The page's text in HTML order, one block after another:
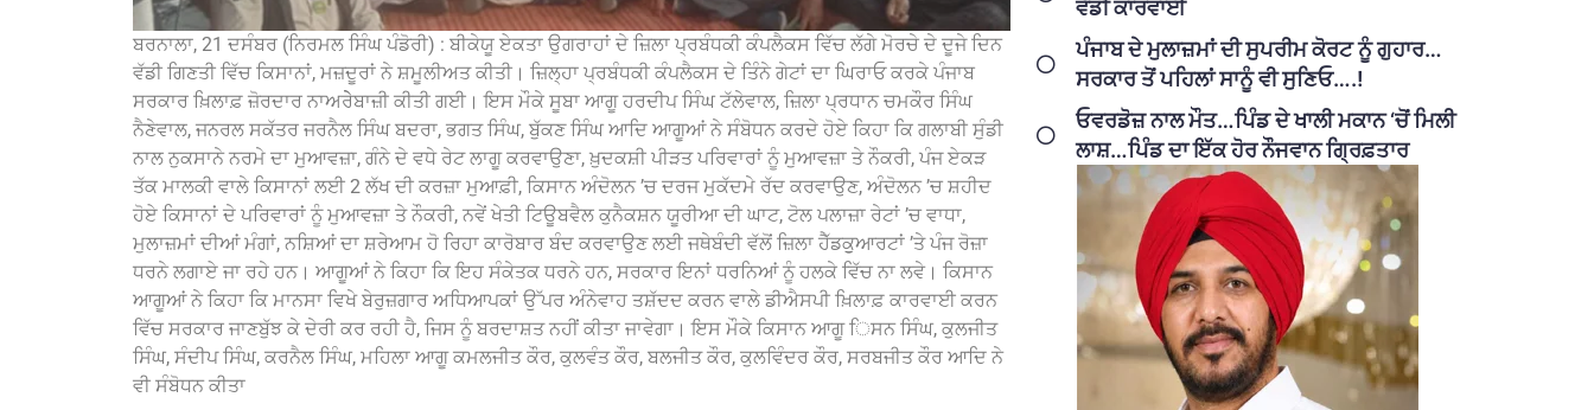
ਬਰਨਾਲਾ, 21 ਦਸੰਬਰ (ਨਿਰਮਲ ਸਿੰਘ ਪੰਡੋਰੀ) : ਬੀਕੇਯੂ ਏਕਤਾ ਉਗਰਾਹਾਂ ਦੇ ਜ਼ਿਲਾ ਪ੍ਰਬੰਧਕੀ ਕੰਪਲੈਕਸ ਵਿੱਚ ਲੱਗੇ ਮੋਰਚੇ ਦੇ ਦੂਜੇ ਦਿਨ
ਵੱਡੀ ਗਿਣਤੀ ਵਿੱਚ ਕਿਸਾਨਾਂ, ਮਜ਼ਦੂਰਾਂ ਨੇ ਸ਼ਮੂਲੀਅਤ ਕੀਤੀ। ਜ਼ਿਲ੍ਹਾ ਪ੍ਰਬੰਧਕੀ ਕੰਪਲੈਕਸ ਦੇ ਤਿੰਨੇ ਗੇਟਾਂ ਦਾ ਘਿਰਾਓ ਕਰਕੇ ਪੰਜਾਬ
ਸਰਕਾਰ ਖ਼ਿਲਾਫ਼ ਜ਼ੋਰਦਾਰ ਨਾਅਰੇੇਬਾਜ਼ੀ ਕੀਤੀ ਗਈ। ਇਸ ਮੌਕੇ ਸੂਬਾ ਆਗੂ ਹਰਦੀਪ ਸਿੰਘ ਟੱਲੇਵਾਲ, ਜ਼ਿਲਾ ਪ੍ਰਧਾਨ ਚਮਕੌਰ ਸਿੰਘ
ਨੈਣੇਵਾਲ, ਜਨਰਲ ਸਕੱਤਰ ਜਰਨੈਲ ਸਿੰਘ ਬਦਰਾ, ਭਗਤ ਸਿੰਘ, ਬੁੱਕਣ ਸਿੰਘ ਆਦਿ ਆਗੂਆਂ ਨੇ ਸੰਬੋਧਨ ਕਰਦੇ ਹੋਏ ਕਿਹਾ ਕਿ ਗਲਾਬੀ ਸੁੰਡੀ
ਨਾਲ ਨੁਕਸਾਨੇ ਨਰਮੇ ਦਾ ਮੁਆਵਜ਼ਾ, ਗੰਨੇ ਦੇ ਵਧੇ ਰੇਟ ਲਾਗੂ ਕਰਵਾਉਣਾ, ਖ਼ੁਦਕਸ਼ੀ ਪੀੜਤ ਪਰਿਵਾਰਾਂ ਨੂੰ ਮੁਆਵਜ਼ਾ ਤੇ ਨੌਕਰੀ, ਪੰਜ ਏਕੜ
ਤੱਕ ਮਾਲਕੀ ਵਾਲੇ ਕਿਸਾਨਾਂ ਲਈ 2 ਲੱਖ ਦੀ ਕਰਜ਼ਾ ਮੁਆਫ਼ੀ, ਕਿਸਾਨ ਅੰਦੋਲਨ ’ਚ ਦਰਜ ਮੁਕੱਦਮੇ ਰੱਦ ਕਰਵਾਉਣ, ਅੰਦੋਲਨ ’ਚ ਸ਼ਹੀਦ
ਹੋਏ ਕਿਸਾਨਾਂ ਦੇ ਪਰਿਵਾਰਾਂ ਨੂੰ ਮੁਆਵਜ਼ਾ ਤੇ ਨੌਕਰੀ, ਨਵੇਂ ਖੇਤੀ ਟਿਊਬਵੈਲ ਕੁਨੈਕਸ਼ਨ ਯੂਰੀਆ ਦੀ ਘਾਟ, ਟੋਲ ਪਲਾਜ਼ਾ ਰੇਟਾਂ ’ਚ ਵਾਧਾ,
ਮੁਲਾਜ਼ਮਾਂ ਦੀਆਂ ਮੰਗਾਂ, ਨਸ਼ਿਆਂ ਦਾ ਸ਼ਰੇਆਮ ਹੋ ਰਿਹਾ ਕਾਰੋਬਾਰ ਬੰਦ ਕਰਵਾਉਣ ਲਈ ਜਥੇਬੰਦੀ ਵੱਲੋਂ ਜ਼ਿਲਾ ਹੈੱਡਕੁੁਆਰਟਾਂ ’ਤੇ ਪੰਜ ਰੋਜ਼ਾ
ਧਰਨੇ ਲਗਾਏ ਜਾ ਰਹੇ ਹਨ। ਆਗੂਆਂ ਨੇ ਕਿਹਾ ਕਿ ਇਹ ਸੰਕੇਤਕ ਧਰਨੇ ਹਨ, ਸਰਕਾਰ ਇਨਾਂ ਧਰਨਿਆਂ ਨੂੰ ਹਲਕੇ ਵਿੱਚ ਨਾ ਲਵੇ। ਕਿਸਾਨ
ਆਗੂਆਂ ਨੇ ਕਿਹਾ ਕਿ ਮਾਨਸਾ ਵਿਖੇ ਬੇਰੁਜ਼ਗਾਰ ਅਧਿਆਪਕਾਂ ਉੱਪਰ ਅੰਨੇਵਾਹ ਤਸ਼ੱਦਦ ਕਰਨ ਵਾਲੇ ਡੀਐਸਪੀ ਖ਼ਿਲਾਫ਼ ਕਾਰਵਾਈ ਕਰਨ
ਵਿੱਚ ਸਰਕਾਰ ਜਾਣਬੁੱਝ ਕੇ ਦੇਰੀ ਕਰ ਰਹੀ ਹੈ, ਜਿਸ ਨੂੰ ਬਰਦਾਸ਼ਤ ਨਹੀਂ ਕੀਤਾ ਜਾਵੇਗਾ। ਇਸ ਮੌਕੇ ਕਿਸਾਨ ਆਗੂ ਿਸਨ ਸਿੰਘ, ਕੁਲਜੀਤ
ਸਿੰਘ, ਸੰਦੀਪ ਸਿੰਘ, ਕਰਨੈਲ ਸਿੰਘ, ਮਹਿਲਾ ਆਗੂ ਕਮਲਜੀਤ ਕੌਰ, ਕੁਲਵੰਤ ਕੌਰ, ਬਲਜੀਤ ਕੌਰ, ਕੁਲਵਿੰਦਰ ਕੌਰ, ਸਰਬਜੀਤ ਕੌਰ ਆਦਿ ਨੇ
ਵੀ ਸੰਬੋਧਨ ਕੀਤਾ
ਵੱਡੀ ਕਾਰਵਾਈ
ਪੰਜਾਬ ਦੇ ਮੁਲਾਜ਼ਮਾਂ ਦੀ ਸੁਪਰੀਮ ਕੋਰਟ ਨੂੰ ਗੁਹਾਰ…
ਸਰਕਾਰ ਤੋਂ ਪਹਿਲਾਂ ਸਾਨੂੰ ਵੀ ਸੁਣਿਓ….!
ਓਵਰਡੋਜ਼ ਨਾਲ ਮੌਤ…ਪਿੰਡ ਦੇ ਖਾਲੀ ਮਕਾਨ ‘ਚੋਂ ਮਿਲੀ
ਲਾਸ਼…ਪਿੰਡ ਦਾ ਇੱਕ ਹੋਰ ਨੌਜਵਾਨ ਗ੍ਰਿਫ਼ਤਾਰ